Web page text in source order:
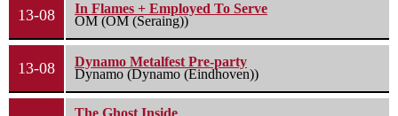
13-08
In Flames + Employed To Serve
OM (OM (Seraing))
13-08
Dynamo Metalfest Pre-party
Dynamo (Dynamo (Eindhoven))